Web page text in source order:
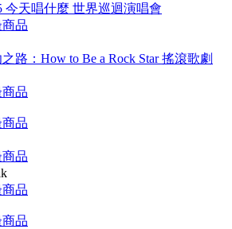
今天唱什麼 世界巡迴演唱會
商品
路：How to Be a Rock Star 搖滾歌劇
商品
商品
商品
商品
商品